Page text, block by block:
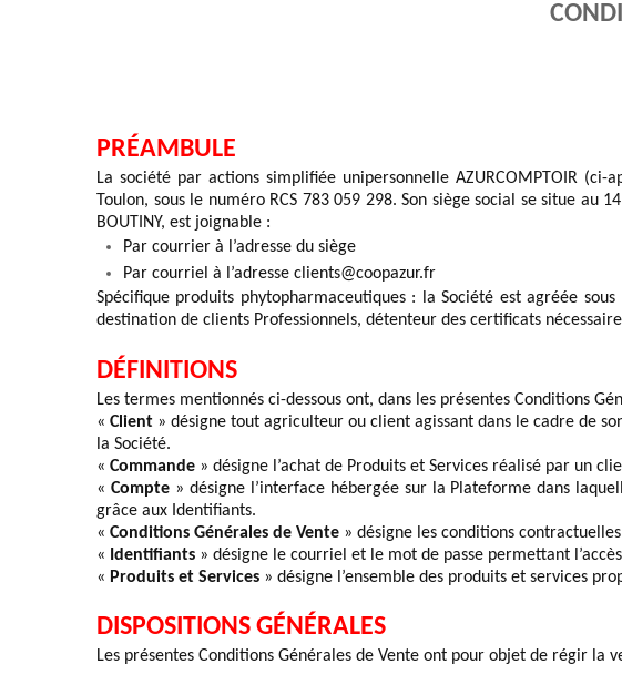
PRÉAMBULE
La société par actions simplifiée unipersonnelle AZURCOMPTOIR (ci-
Toulon, sous le numéro RCS 783 059 298. Son siège social se situe au
BOUTINY, est joignable :
Par courrier à l’adresse du siège
Par courriel à l’adresse clients@coopazur.fr
Spécifique produits phytopharmaceutiques : la Société est agréée
destination de c lients Professionnels, détenteur des certificats
DÉFINITIONS
Les termes mentionnés ci-dessous ont, dans les présentes Conditions
« Client » désigne tout agriculteur ou client agissant dans le cadre de
la Société.
« Commande » désigne l’achat de Produits et Services réalisé par un c
« Compte » désigne l’interface hébergée sur la Plateforme dans
grâce aux Identifiants.
« Conditions Générales de Vente » désigne les conditions
« Identifiants » désigne le courriel et le mot de passe permettant l’accès
« Produits et Services » désigne l’ensemble des produits et services
DISPOSITIONS GÉNÉRALES
Les présentes Conditions Générales de Vente ont pour objet de régir la